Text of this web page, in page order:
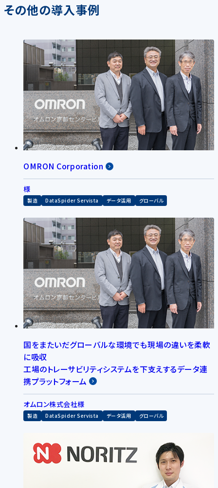
その他の導入事例
OMRON Corporation
様
製造 DataSpider Servista データ活用 グローバル
国をまたいだグローバルな環境でも現場の違いを柔軟
に吸収
工場のトレーサビリティシステムを下支えするデータ連
携プラットフォーム
オムロン株式会社様
製造 DataSpider Servista データ活用 グローバル